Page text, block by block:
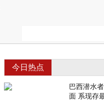
今日热点
巴西潜水
面 系现存